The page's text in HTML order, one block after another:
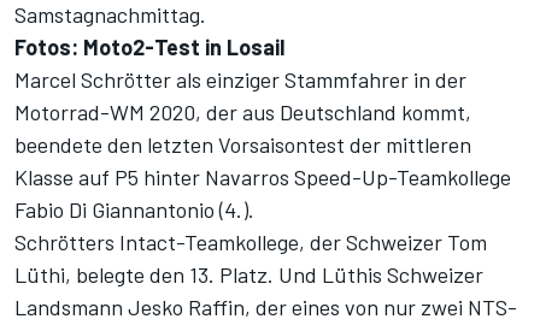
Samstagnachmittag.
Fotos: Moto2-Test in Losail
Marcel Schrötter als einziger Stammfahrer in der
Motorrad-WM 2020, der aus Deutschland kommt,
beendete den letzten Vorsaisontest der mittleren
Klasse auf P5 hinter Navarros Speed-Up-Teamkollege
Fabio Di Giannantonio (4.).
Schrötters Intact-Teamkollege, der Schweizer Tom
Lüthi, belegte den 13. Platz. Und Lüthis Schweizer
Landsmann Jesko Raffin, der eines von nur zwei NTS-